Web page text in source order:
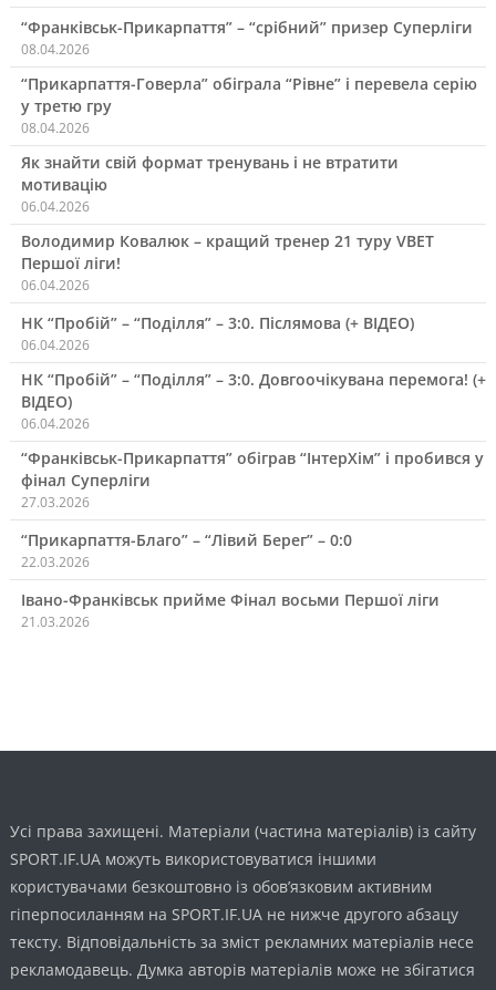
“Франківськ-Прикарпаття” – “срібний” призер Суперліги
08.04.2026
“Прикарпаття-Говерла” обіграла “Рівне” і перевела серію
у третю гру
08.04.2026
Як знайти свій формат тренувань і не втратити
мотивацію
06.04.2026
Володимир Ковалюк – кращий тренер 21 туру VBET
Першої ліги!
06.04.2026
НК “Пробій” – “Поділля” – 3:0. Післямова (+ ВІДЕО)
06.04.2026
НК “Пробій” – “Поділля” – 3:0. Довгоочікувана перемога! (+
ВІДЕО)
06.04.2026
“Франківськ-Прикарпаття” обіграв “ІнтерХім” і пробився у
фінал Суперліги
27.03.2026
“Прикарпаття-Благо” – “Лівий Берег” – 0:0
22.03.2026
Івано-Франківськ прийме Фінал восьми Першої ліги
21.03.2026
Усі права захищені. Матеріали (частина матеріалів) із сайту
SPORT.IF.UA можуть використовуватися іншими
користувачами безкоштовно із обов’язковим активним
гіперпосиланням на SPORT.IF.UA не нижче другого абзацу
тексту. Відповідальність за зміст рекламних матеріалів несе
рекламодавець. Думка авторів матеріалів може не збігатися